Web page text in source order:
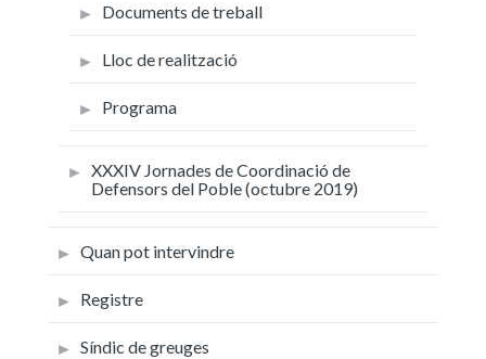
Documents de treball
Lloc de realització
Programa
XXXIV Jornades de Coordinació de
Defensors del Poble (octubre 2019)
Quan pot intervindre
Registre
Síndic de greuges